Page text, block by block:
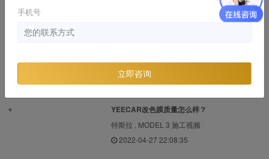
保时捷 , panamera 施工视频
2020-09-22 21:30:47
YEECAR改色膜质量怎么样？
特斯拉 , MODEL 3 施工视频
2022-04-27 22:08:35
手机号
立即咨询